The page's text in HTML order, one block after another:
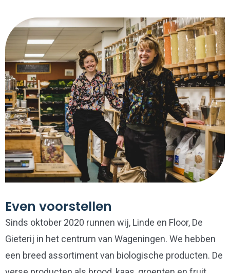
Even voorstellen
Sinds oktober 2020 runnen wij, Linde en Floor, De
Gieterij in het centrum van Wageningen. We hebben
een breed assortiment van biologische producten. De